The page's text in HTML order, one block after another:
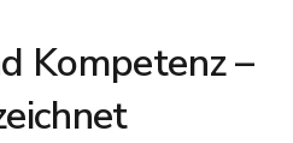
Kompetenz –